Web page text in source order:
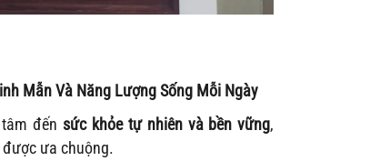
Mẫn Và Năng Lượng Sống Mỗi Ngày
đến sức khỏe tự nhiên và bền vững,
ưa chuộng.